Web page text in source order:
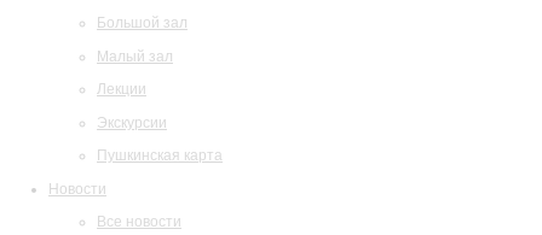
Большой зал
Малый зал
Лекции
Экскурсии
Пушкинская карта
Новости
Все новости